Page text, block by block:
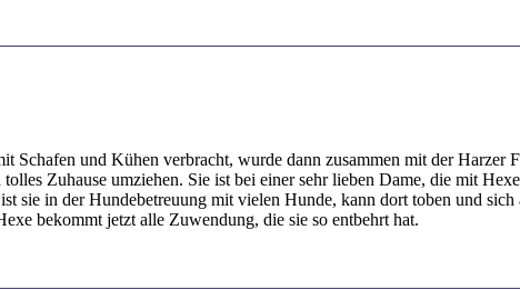
und Kühen verbracht, wurde dann zusammen mit der Harzer
Zuhause umziehen. Sie ist bei einer sehr lieben Dame, die mit
sie in der Hundebetreuung mit vielen Hunde, kann dort toben und
bekommt jetzt alle Zuwendung, die sie so entbehrt hat.